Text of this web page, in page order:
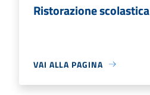
Ristorazione scolastica
VAI ALLA PAGINA